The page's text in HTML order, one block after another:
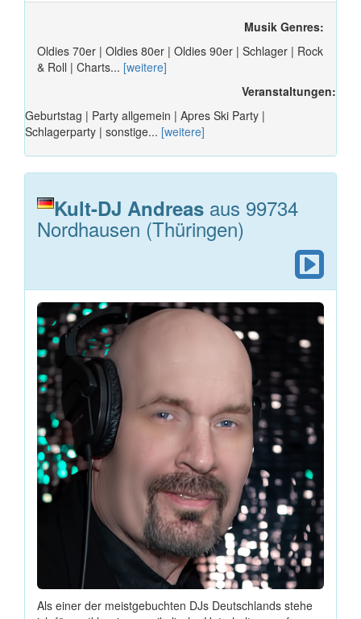
Musik Genres:
Oldies 70er | Oldies 80er | Oldies 90er | Schlager | Rock
& Roll | Charts... [weitere]
Veranstaltungen:
Geburtstag | Party allgemein | Apres Ski Party |
Schlagerparty | sonstige... [weitere]
Kult-DJ Andreas aus 99734
Nordhausen (Thüringen)
Als einer der meistgebuchten DJs Deutschlands stehe